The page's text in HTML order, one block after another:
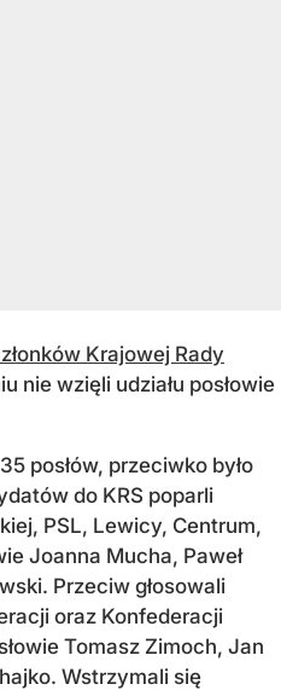
Krajowej Rady
nie wzięli udziału posłowie
posłów, przeciwko było
do KRS poparli
PSL, Lewicy, Centrum,
Joanna Mucha, Paweł
Przeciw głosowali
oraz Konfederacji
Tomasz Zimoch, Jan
Wstrzymali się